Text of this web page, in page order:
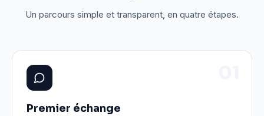
Un parcours simple et transparent, en quatre étapes.
Premier échange